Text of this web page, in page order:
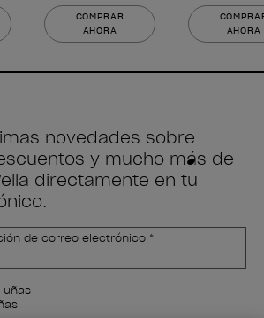
COMPRAR
AHORA
AHORA
novedades sobre
y mucho más de
directamente en tu
de correo electrónico *
uñas